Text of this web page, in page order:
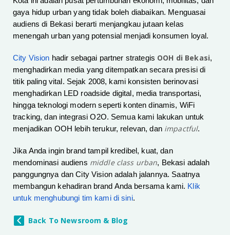
gaya hidup urban yang tidak boleh diabaikan. Menguasai
audiens di Bekasi berarti menjangkau jutaan kelas
menengah urban yang potensial menjadi konsumen loyal.
City Vision hadir sebagai partner strategis OOH di Bekasi,
menghadirkan media yang ditempatkan secara presisi di
titik paling vital. Sejak 2008, kami konsisten berinovasi
menghadirkan LED roadside digital, media transportasi,
hingga teknologi modern seperti konten dinamis, WiFi
tracking, dan integrasi O2O. Semua kami lakukan untuk
menjadikan OOH lebih terukur, relevan, dan impactful.
Jika Anda ingin brand tampil kredibel, kuat, dan
mendominasi audiens middle class urban, Bekasi adalah
panggungnya dan City Vision adalah jalannya. Saatnya
membangun kehadiran brand Anda bersama kami. Klik
untuk menghubungi tim kami di sini.
Back To Newsroom & Blog